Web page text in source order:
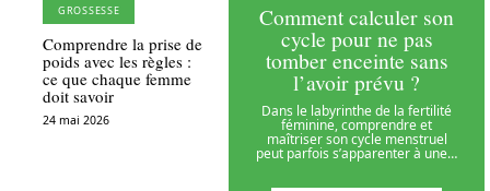
GROSSESSE
Comprendre la prise de
poids avec les règles :
ce que chaque femme
doit savoir
24 mai 2026
Comment calculer son
cycle pour ne pas
tomber enceinte sans
l’avoir prévu ?
Dans le labyrinthe de la fertilité
féminine, comprendre et
maîtriser son cycle menstruel
peut parfois s’apparenter à une…